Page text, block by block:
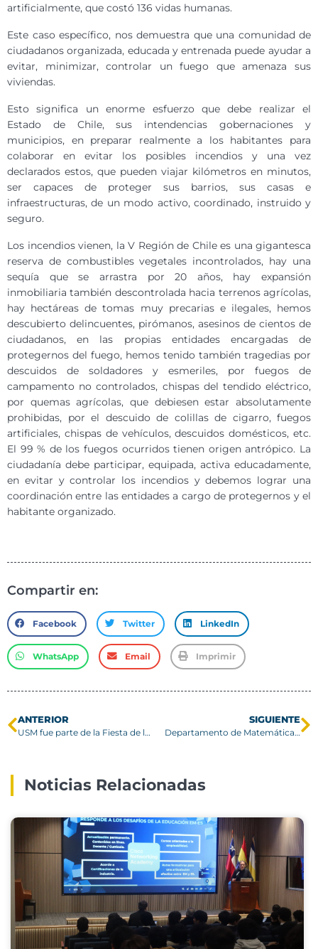
artificialmente, que costó 136 vidas humanas.
Este caso específico, nos demuestra que una comunidad de
ciudadanos organizada, educada y entrenada puede ayudar a
evitar, minimizar, controlar un fuego que amenaza sus
viviendas.
Esto significa un enorme esfuerzo que debe realizar el
Estado de Chile, sus intendencias gobernaciones y
municipios, en preparar realmente a los habitantes para
colaborar en evitar los posibles incendios y una vez
declarados estos, que pueden viajar kilómetros en minutos,
ser capaces de proteger sus barrios, sus casas e
infraestructuras, de un modo activo, coordinado, instruido y
seguro.
Los incendios vienen, la V Región de Chile es una gigantesca
reserva de combustibles vegetales incontrolados, hay una
sequía que se arrastra por 20 años, hay expansión
inmobiliaria también descontrolada hacia terrenos agrícolas,
hay hectáreas de tomas muy precarias e ilegales, hemos
descubierto delincuentes, pirómanos, asesinos de cientos de
ciudadanos, en las propias entidades encargadas de
protegernos del fuego, hemos tenido también tragedias por
descuidos de soldadores y esmeriles, por fuegos de
campamento no controlados, chispas del tendido eléctrico,
por quemas agrícolas, que debiesen estar absolutamente
prohibidas, por el descuido de colillas de cigarro, fuegos
artificiales, chispas de vehículos, descuidos domésticos, etc.
El 99 % de los fuegos ocurridos tienen origen antrópico. La
ciudadanía debe participar, equipada, activa educadamente,
en evitar y controlar los incendios y debemos lograr una
coordinación entre las entidades a cargo de protegernos y el
habitante organizado.
Compartir en:
Facebook Twitter LinkedIn
WhatsApp Email Imprimir
ANTERIOR
USM fue parte de la Fiesta de las Ciencias de Cerro Navia
SIGUIENTE
Departamento de Matemática rinde homenaje a Iván Szántó en su última clase
Noticias Relacionadas